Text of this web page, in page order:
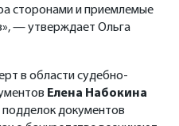
сторонами и приемлемые
— утверждает Ольга
в области судебно-
Елена Набокина
документов